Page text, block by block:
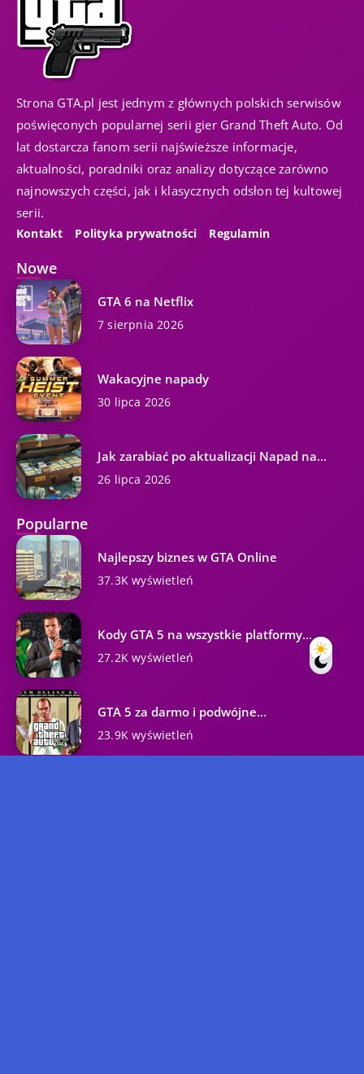
Strona GTA.pl jest jednym z głównych polskich serwisów
poświęconych popularnej serii gier Grand Theft Auto. Od
lat dostarcza fanom serii najświeższe informacje,
aktualności, poradniki oraz analizy dotyczące zarówno
najnowszych części, jak i klasycznych odsłon tej kultowej
serii.
Kontakt Polityka prywatności Regulamin
Nowe
GTA 6 na Netflix
7 sierpnia 2026
Wakacyjne napady
30 lipca 2026
Jak zarabiać po aktualizacji Napad na...
26 lipca 2026
Popularne
Najlepszy biznes w GTA Online
37.3K wyświetleń
Kody GTA 5 na wszystkie platformy...
27.2K wyświetleń
GTA 5 za darmo i podwójne...
23.9K wyświetleń